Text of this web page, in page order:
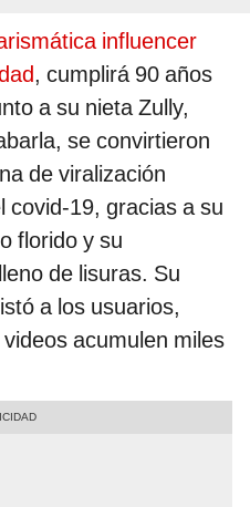
influencer
, cumplirá 90 años
a su nieta Zully,
se convirtieron
de viralización
covid-19, gracias a su
florido y su
de lisuras. Su
a los usuarios,
acumulen miles